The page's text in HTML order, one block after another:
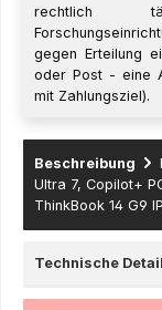
rechtlich
gegen Erteilung
oder Post - eine
mit Zahlungsziel).
Beschreibung
Ultra 7, Copilot+
ThinkBook 14 G9
Technische